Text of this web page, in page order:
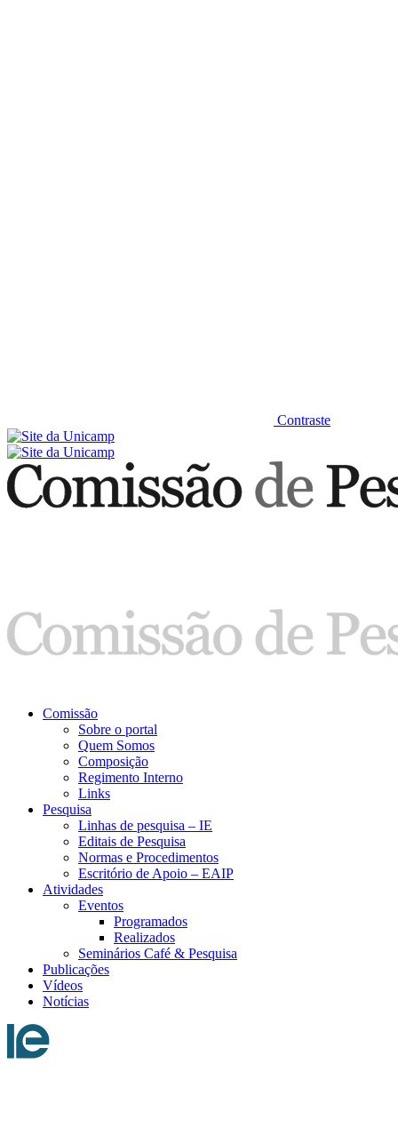
Contraste
Comissão
Sobre o portal
Quem Somos
Composição
Regimento Interno
Links
Pesquisa
Linhas de pesquisa – IE
Editais de Pesquisa
Normas e Procedimentos
Escritório de Apoio – EAIP
Atividades
Eventos
Programados
Realizados
Seminários Café & Pesquisa
Publicações
Vídeos
Notícias